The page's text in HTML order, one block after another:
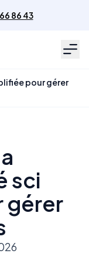
86 43
pour gérer
sci
gérer